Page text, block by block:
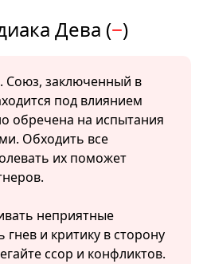
Дева (−)
. Союз, заключенный в
под влиянием
обречена на испытания
Обходить все
их поможет
неприятные
и критику в сторону
ссор и конфликтов.